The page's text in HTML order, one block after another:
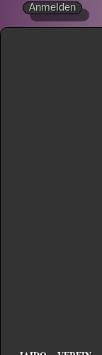
Anmelden